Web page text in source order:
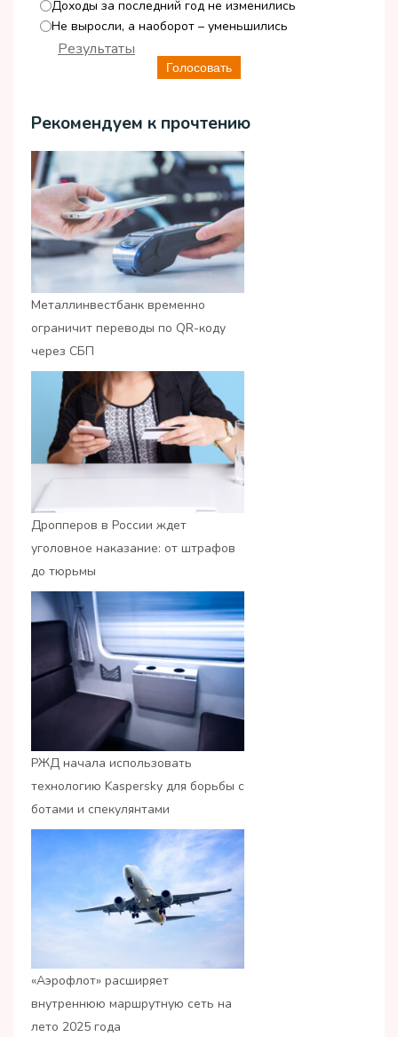
Доходы за последний год не изменились
Не выросли, а наоборот – уменьшились
Голосовать
Результаты
Рекомендуем к прочтению
Металлинвестбанк временно
ограничит переводы по QR-коду
через СБП
Дропперов в России ждет
уголовное наказание: от штрафов
до тюрьмы
РЖД начала использовать
технологию Kaspersky для борьбы с
ботами и спекулянтами
«Аэрофлот» расширяет
внутреннюю маршрутную сеть на
лето 2025 года